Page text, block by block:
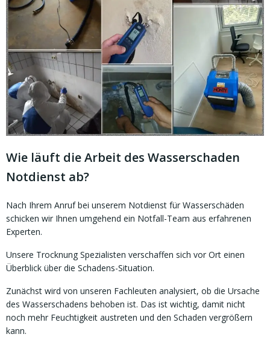
Wie läuft die Arbeit des Wasserschaden
Notdienst ab?
Nach Ihrem Anruf bei unserem Notdienst für Wasserschäden
schicken wir Ihnen umgehend ein Notfall-Team aus erfahrenen
Experten.
Unsere Trocknung Spezialisten verschaffen sich vor Ort einen
Überblick über die Schadens-Situation.
Zunächst wird von unseren Fachleuten analysiert, ob die Ursache
des Wasserschadens behoben ist. Das ist wichtig, damit nicht
noch mehr Feuchtigkeit austreten und den Schaden vergrößern
kann.